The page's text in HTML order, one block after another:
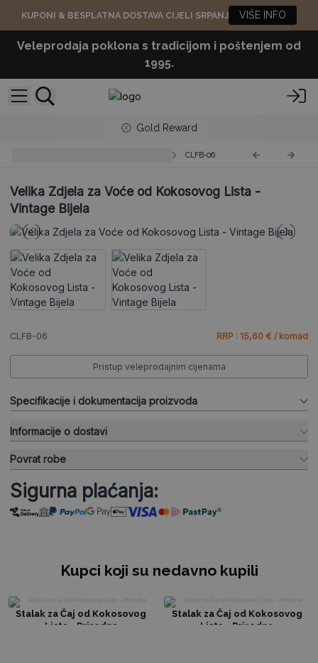
KUPONI & BESPLATNA DOSTAVA CIJELI SRPANJ VIŠE INFO
Veleprodaja poklona s tradicijom i poštenjem od
1995.
Gold Reward
CLFB-06
Velika Zdjela za Voće od Kokosovog Lista -
Vintage Bijela
CLFB-06 RRP : 15,60 € / komad
Pristup veleprodajnim cijenama
Specifikacije i dokumentacija proizvoda
Informacije o dostavi
Povrat robe
Sigurna plaćanja:
Kupci koji su nedavno kupili
Stalak za Čaj od Kokosovog
Lista - Prirodna
Stalak za Čaj od Kokosovog
Lista - Prirodna